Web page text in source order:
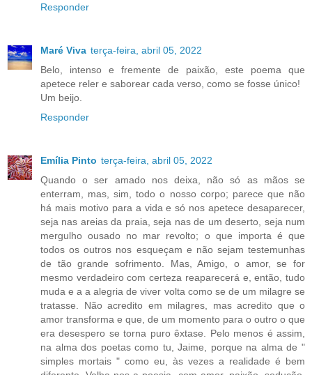
Responder
Maré Viva terça-feira, abril 05, 2022
Belo, intenso e fremente de paixão, este poema que
apetece reler e saborear cada verso, como se fosse único!
Um beijo.
Responder
Emília Pinto terça-feira, abril 05, 2022
Quando o ser amado nos deixa, não só as mãos se
enterram, mas, sim, todo o nosso corpo; parece que não
há mais motivo para a vida e só nos apetece desaparecer,
seja nas areias da praia, seja nas de um deserto, seja num
mergulho ousado no mar revolto; o que importa é que
todos os outros nos esqueçam e não sejam testemunhas
de tão grande sofrimento. Mas, Amigo, o amor, se for
mesmo verdadeiro com certeza reaparecerá e, então, tudo
muda e a a alegria de viver volta como se de um milagre se
tratasse. Não acredito em milagres, mas acredito que o
amor transforma e que, de um momento para o outro o que
era desespero se torna puro êxtase. Pelo menos é assim,
na alma dos poetas como tu, Jaime, porque na alma de "
simples mortais " como eu, às vezes a realidade é bem